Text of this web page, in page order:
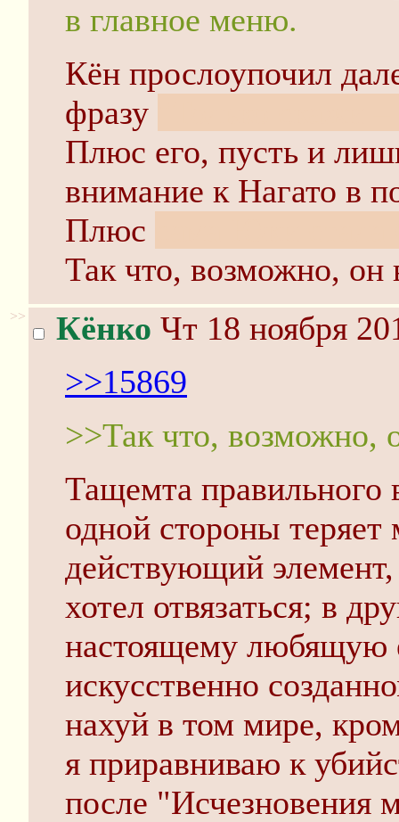
в главное меню.
Кён прослоупочил
фразу
Плюс его, пусть и
внимание к Нагато в
Плюс
Так что, возможно, он
>> Кёнко Чт 18 ноября
>>15869
>>Так что, возможно,
Тащемта
одной стороны теряет
действующий
хотел отвязаться; в
настоящему любящую
искусственно
нахуй в том мире,
я приравниваю к
после "Исчезновения